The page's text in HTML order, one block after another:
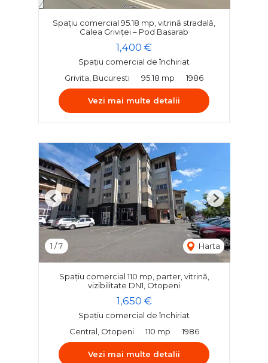
Spațiu comercial 95.18 mp, vitrină stradală,
Calea Griviței – Pod Basarab
1,400 €
Spațiu comercial de închiriat
Grivita, Bucuresti
95.18 mp 1986
Vezi mai multe detalii
1 /7 Harta
Previous Next
Spațiu comercial 110 mp, parter, vitrină,
vizibilitate DN1, Otopeni
1,650 €
Spațiu comercial de închiriat
Central, Otopeni
110 mp 1986
Vezi mai multe detalii